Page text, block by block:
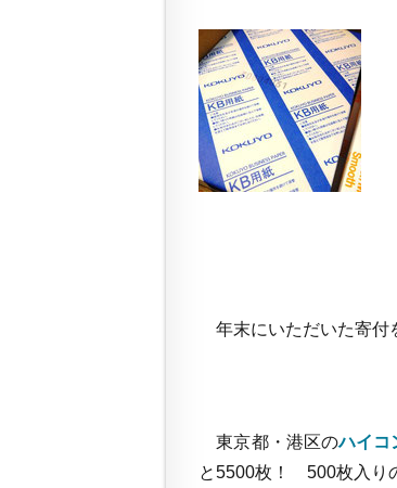
年末にいただいた寄付
東京都・港区のハイコ
と5500枚！ 500枚入り